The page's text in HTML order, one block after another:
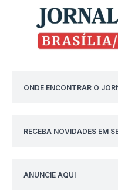
ONDE ENCONTRAR O
RECEBA NOVIDADES EM
ANUNCIE AQUI